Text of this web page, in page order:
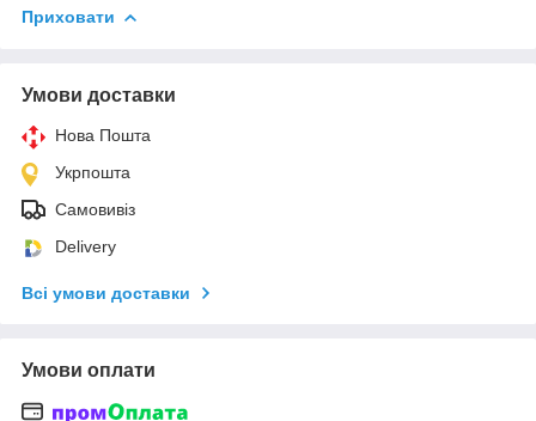
Приховати
Умови доставки
Нова Пошта
Укрпошта
Самовивіз
Delivery
Всі умови доставки
Умови оплати